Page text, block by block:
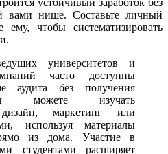
устойчивый заработок без
нише. Составьте личный
чтобы систематизировать
университетов и
часто доступны
аудита без получения
можете изучать
дизайн, маркетинг или
используя материалы
из дома. Участие в
студентами расширяет